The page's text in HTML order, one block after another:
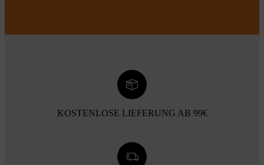
KOSTENLOSE LIEFERUNG AB 99€